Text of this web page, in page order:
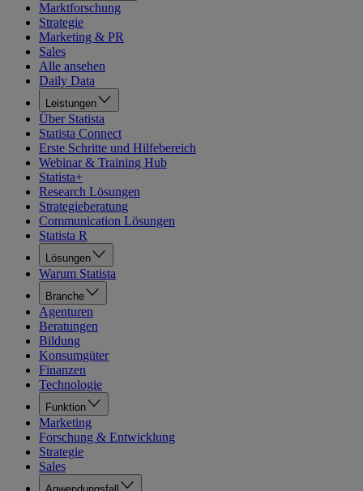
Marktforschung
Strategie
Marketing & PR
Sales
Alle ansehen
Daily Data
Leistungen
Über Statista
Statista Connect
Erste Schritte und Hilfebereich
Webinar & Training Hub
Statista+
Research Lösungen
Strategieberatung
Communication Lösungen
Statista R
Lösungen
Warum Statista
Branche
Agenturen
Beratungen
Bildung
Konsumgüter
Finanzen
Technologie
Funktion
Marketing
Forschung & Entwicklung
Strategie
Sales